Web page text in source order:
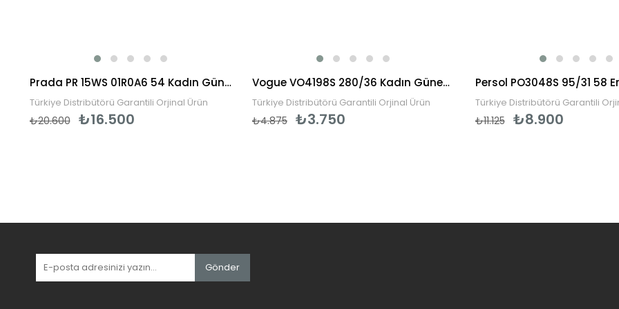
Prada PR 15WS 01R0A6 54 Kadın Güneş Gözlüğü
Türkiye Distribütörü Garantili Orjinal Ürün
₺16.500
₺20.600
Vogue VO4198S 280/36 Kadın Güneş Gözlüğü
Türkiye Distribütörü Garantili Orjinal Ürün
₺3.750
₺4.875
Türkiye Distribütörü Garantili
₺8.900
₺11.125
Gönder